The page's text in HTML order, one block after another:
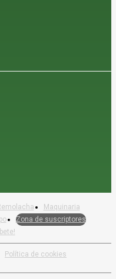
Política de cookies
Maquinaria
Zona de suscriptores